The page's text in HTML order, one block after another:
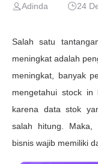
Adinda 24